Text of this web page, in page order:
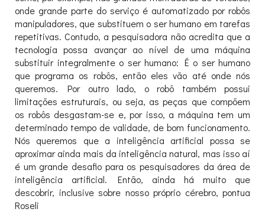
onde grande parte do serviço é automatizado por robôs
manipuladores, que substituem o ser humano em tarefas
repetitivas. Contudo, a pesquisadora não acredita que a
tecnologia possa avançar ao nível de uma máquina
substituir integralmente o ser humano: É o ser humano
que programa os robôs, então eles vão até onde nós
queremos. Por outro lado, o robô também possui
limitações estruturais, ou seja, as peças que compõem
os robôs desgastam-se e, por isso, a máquina tem um
determinado tempo de validade, de bom funcionamento.
Nós queremos que a inteligência artificial possa se
aproximar ainda mais da inteligência natural, mas isso aí
é um grande desafio para os pesquisadores da área de
inteligência artificial. Então, ainda há muito que
descobrir, inclusive sobre nosso próprio cérebro, pontua
Roseli